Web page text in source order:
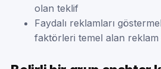
olan teklif
Faydalı reklamları
faktörleri temel alan reklam